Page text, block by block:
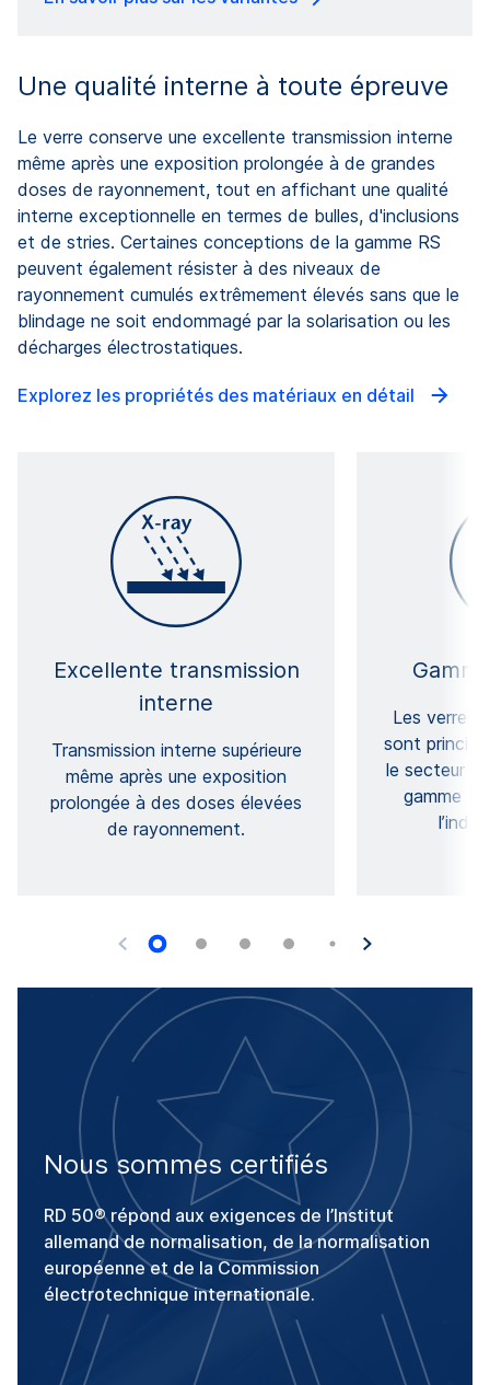
Une qualité interne à toute épreuve
Le verre conserve une excellente transmission interne
même après une exposition prolongée à de grandes
doses de rayonnement, tout en affichant une qualité
interne exceptionnelle en termes de bulles, d'inclusions
et de stries. Certaines conceptions de la gamme RS
peuvent également résister à des niveaux de
rayonnement cumulés extrêmement élevés sans que le
blindage ne soit endommagé par la solarisation ou les
décharges électrostatiques.
Explorez les propriétés des matériaux en détail
Excellente transmission
interne
Transmission interne supérieure
même après une exposition
prolongée à des doses élevées
de rayonnement.
Les verres
sont
le secteur
gamme
Nous sommes certifiés
RD 50® répond aux exigences de l’Institut
allemand de normalisation, de la normalisation
européenne et de la Commission
électrotechnique internationale.